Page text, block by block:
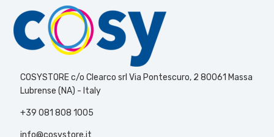
COSYSTORE c/o Clearco srl Via Pontescuro, 2 80061 Massa
Lubrense (NA) - Italy
+39 081 808 1005